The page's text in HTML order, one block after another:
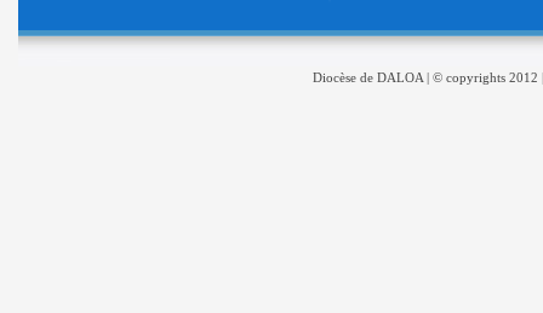
Diocèse de DALOA | © copyrights